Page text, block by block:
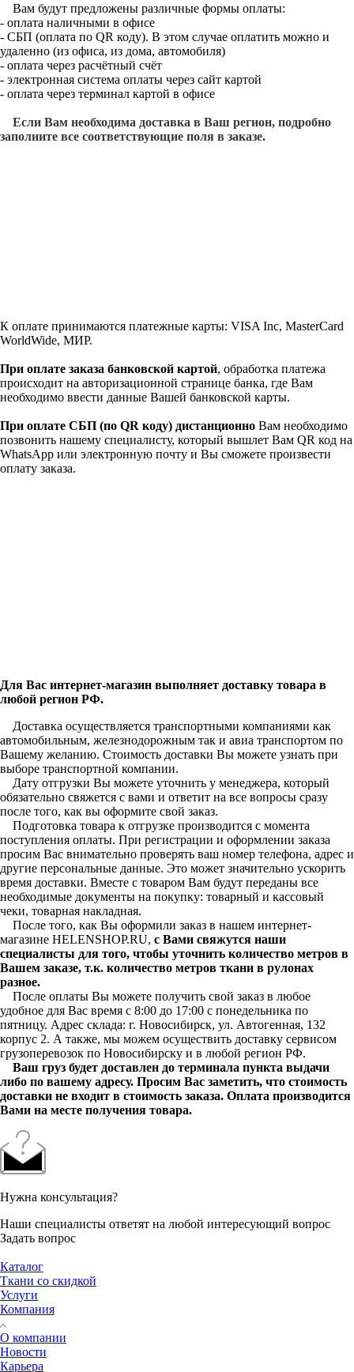
Вам будут предложены различные формы оплаты:
- оплата наличными в офисе
- СБП (оплата по QR коду). В этом случае оплатить можно и
удаленно (из офиса, из дома, автомобиля)
- оплата через расчётный счёт
- электронная система оплаты через сайт картой
- оплата через терминал картой в офисе
Если Вам необходима доставка в Ваш регион, подробно
заполните все соответствующие поля в заказе.
К оплате принимаются платежные карты: VISA Inc, MasterCard
WorldWide, МИР.
При оплате заказа банковской картой, обработка платежа
происходит на авторизационной странице банка, где Вам
необходимо ввести данные Вашей банковской карты.
При оплате СБП (по QR коду) дистанционно Вам необходимо
позвонить нашему специалисту, который вышлет Вам QR код на
WhatsApp или электронную почту и Вы сможете произвести
оплату заказа.
Для Вас интернет-магазин выполняет доставку товара в
любой регион РФ.
Доставка осуществляется транспортными компаниями как
автомобильным, железнодорожным так и авиа транспортом по
Вашему желанию. Стоимость доставки Вы можете узнать при
выборе транспортной компании.
Дату отгрузки Вы можете уточнить у менеджера, который
обязательно свяжется с вами и ответит на все вопросы сразу
после того, как вы оформите свой заказ.
Подготовка товара к отгрузке производится с момента
поступления оплаты. При регистрации и оформлении заказа
просим Вас внимательно проверять ваш номер телефона, адрес и
другие персональные данные. Это может значительно ускорить
время доставки. Вместе с товаром Вам будут переданы все
необходимые документы на покупку: товарный и кассовый
чеки, товарная накладная.
После того, как Вы оформили заказ в нашем интернет-
магазине HELENSHOP.RU, с Вами свяжутся наши
специалисты для того, чтобы уточнить количество метров в
Вашем заказе, т.к. количество метров ткани в рулонах
разное.
После оплаты Вы можете получить свой заказ в любое
удобное для Вас время с 8:00 до 17:00 с понедельника по
пятницу. Адрес склада: г. Новосибирск, ул. Автогенная, 132
корпус 2. А также, мы можем осуществить доставку сервисом
грузоперевозок по Новосибирску и в любой регион РФ.
Ваш груз будет доставлен до терминала пункта выдачи
либо по вашему адресу. Просим Вас заметить, что стоимость
доставки не входит в стоимость заказа. Оплата производится
Вами на месте получения товара.
Нужна консультация?
Наши специалисты ответят на любой интересующий вопрос
Задать вопрос
Каталог
Ткани со скидкой
Услуги
Компания
О компании
Новости
Карьера